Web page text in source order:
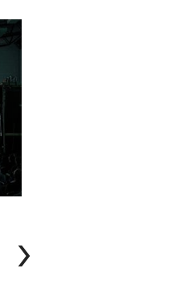
›